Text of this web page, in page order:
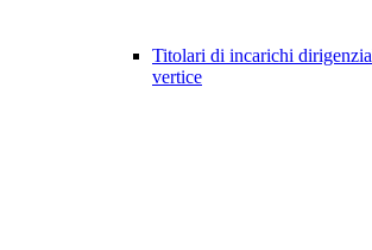
Titolari di incarichi
vertice